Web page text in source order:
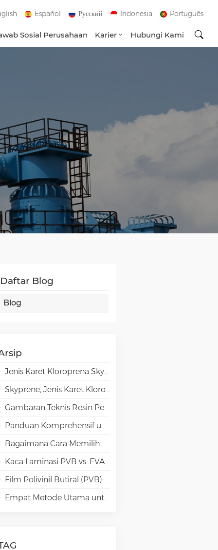
Español Русский Indonesia Português
Sosial Perusahaan Karier Hubungi Kami
Daftar Blog
Blog
Jenis Karet Kloroprena Skyprene untuk Aplikasi Perekat
Skyprene, Jenis Karet Kloroprena untuk Aplikasi Industri
Gambaran Teknis Resin Penghalang Tinggi EVAL EVOH dalam Aplikasi Pengemasan
Panduan Komprehensif untuk Pemilihan Emulsi VAE
Bagaimana Cara Memilih Jenis Polivinil Alkohol (PVA) yang Tepat untuk Aplikasi Kertas Khusus?
Kaca Laminasi PVB vs. EVA vs. SGP vs. TPU: Perbandingan & Panduan untuk Arsitektur Modern
Film Polivinil Butiral (PVB): Kimia, Pemrosesan, dan Aplikasi Berkinerja Tinggi
Empat Metode Utama untuk Pembuatan Film PVA